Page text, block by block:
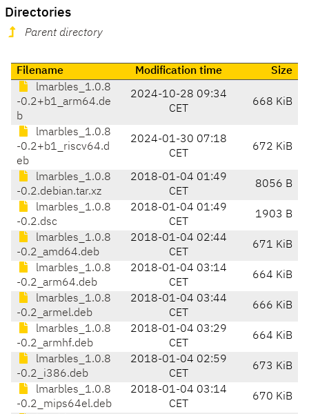
Directories
Parent directory
Filename Modification time
Size
lmarbles_1.0.8
-0.2+b1_arm64.de
b
2024-10-28 09:34
CET
668 KiB
lmarbles_1.0.8
-0.2+b1_riscv64.d
eb
2024-01-30 07:18
CET
672 KiB
lmarbles_1.0.8
-0.2.debian.tar.xz
2018-01-04 01:49
CET
8056 B
lmarbles_1.0.8
-0.2.dsc
2018-01-04 01:49
CET
1903 B
lmarbles_1.0.8
-0.2_amd64.deb
2018-01-04 02:44
CET
671 KiB
lmarbles_1.0.8
-0.2_arm64.deb
2018-01-04 03:14
CET
664 KiB
lmarbles_1.0.8
-0.2_armel.deb
2018-01-04 03:44
CET
666 KiB
lmarbles_1.0.8
-0.2_armhf.deb
2018-01-04 03:29
CET
664 KiB
lmarbles_1.0.8
-0.2_i386.deb
2018-01-04 02:59
CET
673 KiB
lmarbles_1.0.8
-0.2_mips64el.deb
2018-01-04 03:14
CET
670 KiB